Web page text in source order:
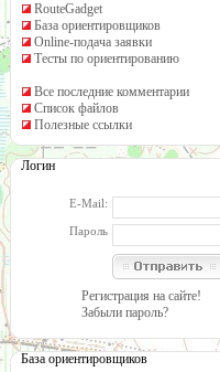
RouteGadget
База ориентировщиков
Online-подача заявки
Тесты по ориентированию
Все последние комментарии
Список файлов
Полезные ссылки
Логин
E-Mail:
Пароль
Регистрация на сайте!
Забыли пароль?
База ориентировщиков